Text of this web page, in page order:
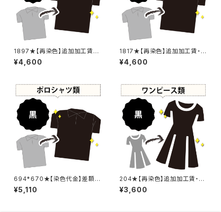
1897★【再染色】追加加工賃・
黒染め
¥4,600
1817★【再染色】追加加工賃・黒
染め
¥4,600
694*670★【染色代金】差額追
加加工賃
¥5,110
204★【再染色】追加加工賃・黒
染め
¥3,600